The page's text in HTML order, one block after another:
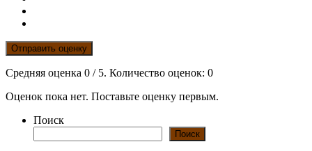
Отправить оценку
Средняя оценка 0 / 5. Количество оценок: 0
Оценок пока нет. Поставьте оценку первым.
Поиск
Поиск